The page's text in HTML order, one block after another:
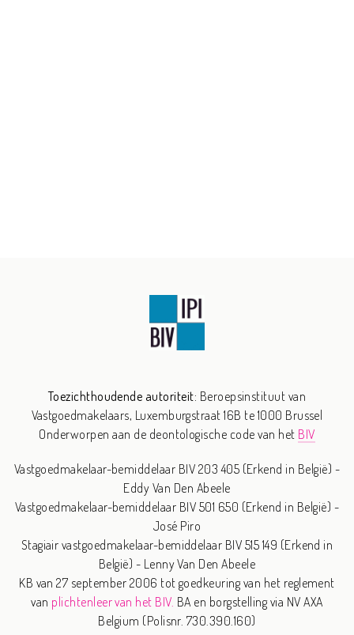
Toezichthoudende autoriteit: Beroepsinstituut van
Vastgoedmakelaars, Luxemburgstraat 16B te 1000 Brussel
Onderworpen aan de deontologische code van het BIV
Vastgoedmakelaar-bemiddelaar BIV 203 405 (Erkend in België) -
Eddy Van Den Abeele
Vastgoedmakelaar-bemiddelaar BIV 501 650 (Erkend in België) -
José Piro
Stagiair vastgoedmakelaar-bemiddelaar BIV 515 149 (Erkend in
België) - Lenny Van Den Abeele
KB van 27 september 2006 tot goedkeuring van het reglement
van plichtenleer van het BIV. BA en borgstelling via NV AXA
Belgium (Polisnr. 730.390.160)